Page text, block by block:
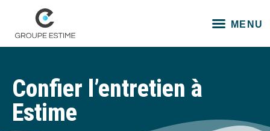
Confier l’entretien à
Estime